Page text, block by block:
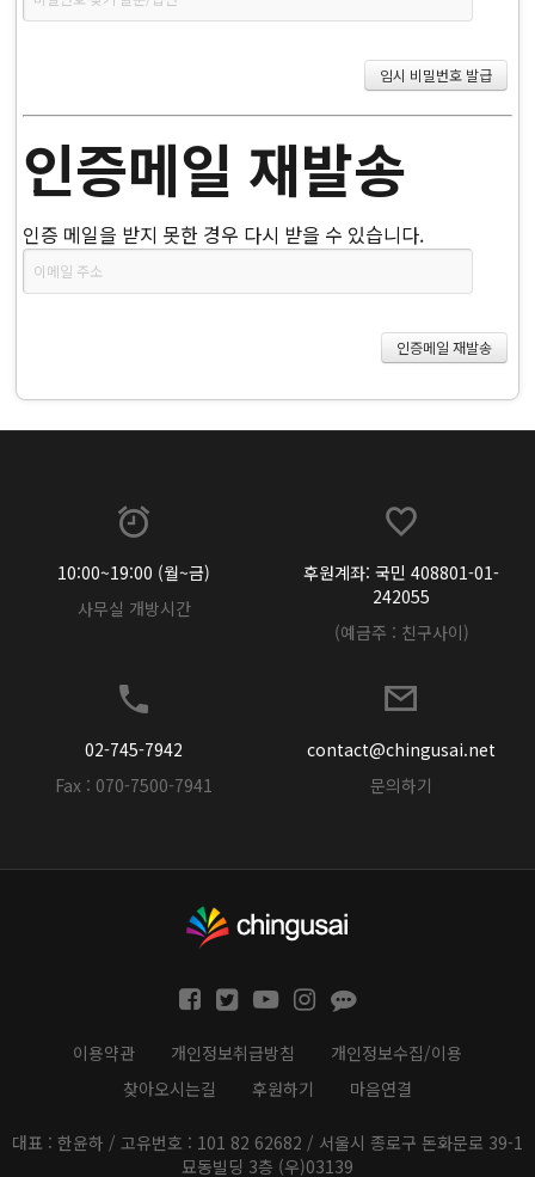
인증메일 재발송
인증 메일을 받지 못한 경우 다시 받을 수 있습니다.
10:00~19:00 (월~금)
사무실 개방시간
후원계좌: 국민 408801-01-
242055
(예금주 : 친구사이)
02-745-7942
Fax : 070-7500-7941
contact@chingusai.net
문의하기
이용약관 개인정보취급방침
개인정보수집/이용
찾아오시는길
후원하기 마음연결
대표 : 한윤하 / 고유번호 : 101 82 62682 / 서울시 종로구 돈화문로 39-1
묘동빌딩 3층 (우)03139